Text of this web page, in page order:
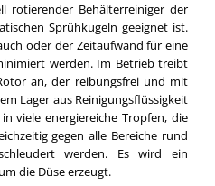
rotierender Behälterreiniger der
Sprühkugeln geeignet ist.
oder der Zeitaufwand für eine
werden. Im Betrieb treibt
an, der reibungsfrei und mit
Lager aus Reinigungsflüssigkeit
viele energiereiche Tropfen, die
gegen alle Bereiche rund
werden. Es wird ein
die Düse erzeugt.